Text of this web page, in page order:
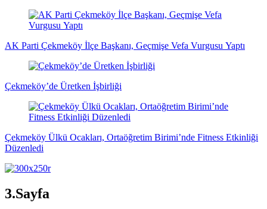
AK Parti Çekmeköy İlçe Başkanı, Geçmişe Vefa Vurgusu Yaptı
Çekmeköy’de Üretken İşbirliği
Çekmeköy Ülkü Ocakları, Ortaöğretim Birimi’nde Fitness Etkinliği
Düzenledi
3.Sayfa